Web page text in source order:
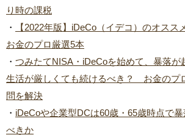
り時の課税
・
【2022年版】iDeCo（イデコ）のオスス
お金のプロ厳選5本
・ つみたてNISA・iDeCoを始めて、暴落が
生活が厳しくても続けるべき？ お金のプ
問を解決
・ iDeCoや企業型DCは60歳・65歳時点で
べきか